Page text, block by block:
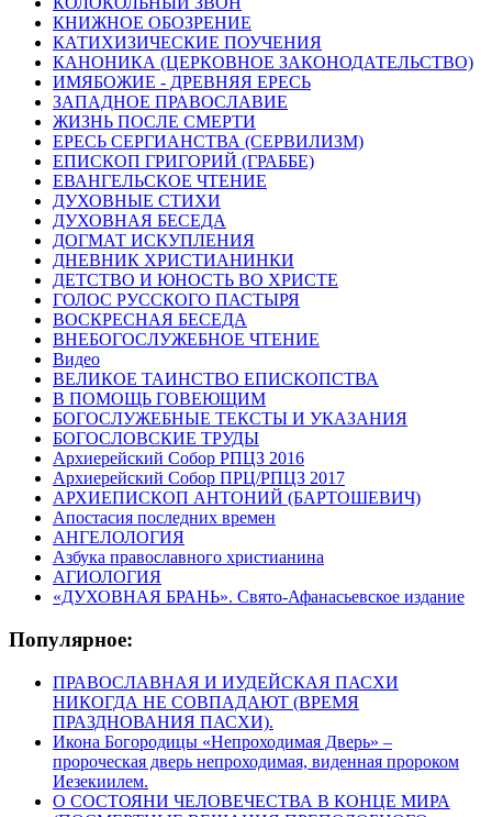
КНИЖНОЕ ОБОЗРЕНИЕ
КАТИХИЗИЧЕСКИЕ ПОУЧЕНИЯ
КАНОНИКА (ЦЕРКОВНОЕ ЗАКОНОДАТЕЛЬСТВО)
ИМЯБОЖИЕ - ДРЕВНЯЯ ЕРЕСЬ
ЗАПАДНОЕ ПРАВОСЛАВИЕ
ЖИЗНЬ ПОСЛЕ СМЕРТИ
ЕРЕСЬ СЕРГИАНСТВА (СЕРВИЛИЗМ)
ЕПИСКОП ГРИГОРИЙ (ГРАББЕ)
ЕВАНГЕЛЬСКОЕ ЧТЕНИЕ
ДУХОВНЫЕ СТИХИ
ДУХОВНАЯ БЕСЕДА
ДОГМАТ ИСКУПЛЕНИЯ
ДНЕВНИК ХРИСТИАНИНКИ
ДЕТСТВО И ЮНОСТЬ ВО ХРИСТЕ
ГОЛОС РУССКОГО ПАСТЫРЯ
ВОСКРЕСНАЯ БЕСЕДА
ВНЕБОГОСЛУЖЕБНОЕ ЧТЕНИЕ
Видео
ВЕЛИКОЕ ТАИНСТВО ЕПИСКОПСТВА
В ПОМОЩЬ ГОВЕЮЩИМ
БОГОСЛУЖЕБНЫЕ ТЕКСТЫ И УКАЗАНИЯ
БОГОСЛОВСКИЕ ТРУДЫ
Архиерейский Собор РПЦЗ 2016
Архиерейский Собор ПРЦ/РПЦЗ 2017
АРХИЕПИСКОП АНТОНИЙ (БАРТОШЕВИЧ)
Апостасия последних времен
АНГЕЛОЛОГИЯ
Азбука православного христианина
АГИОЛОГИЯ
«ДУХОВНАЯ БРАНЬ». Свято-Афанасьевское издание
Популярное:
ПРАВОСЛАВНАЯ И ИУДЕЙСКАЯ ПАСХИ
НИКОГДА НЕ СОВПАДАЮТ (ВРЕМЯ
ПРАЗДНОВАНИЯ ПАСХИ).
Икона Богородицы «Непроходимая Дверь» –
пророческая дверь непроходимая, виденная пророком
Иезекиилем.
О СОСТОЯНИ ЧЕЛОВЕЧЕСТВА В КОНЦЕ МИРА